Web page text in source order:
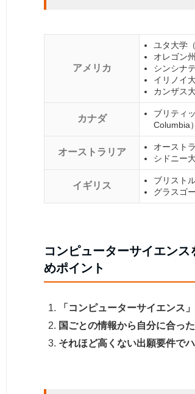
アメリカ
ユタ大学
オレゴン
シンシナ
イリノイ
カンザス
カナダ
ブリティ
Columbia）
オーストラリア
オースト
シドニー
イギリス
ブリスト
グラスゴ
コンピューターサイエン
めポイント
「コンピューターサイエンス
国ごとの情報から自分に合っ
それほど高くない出願要件で